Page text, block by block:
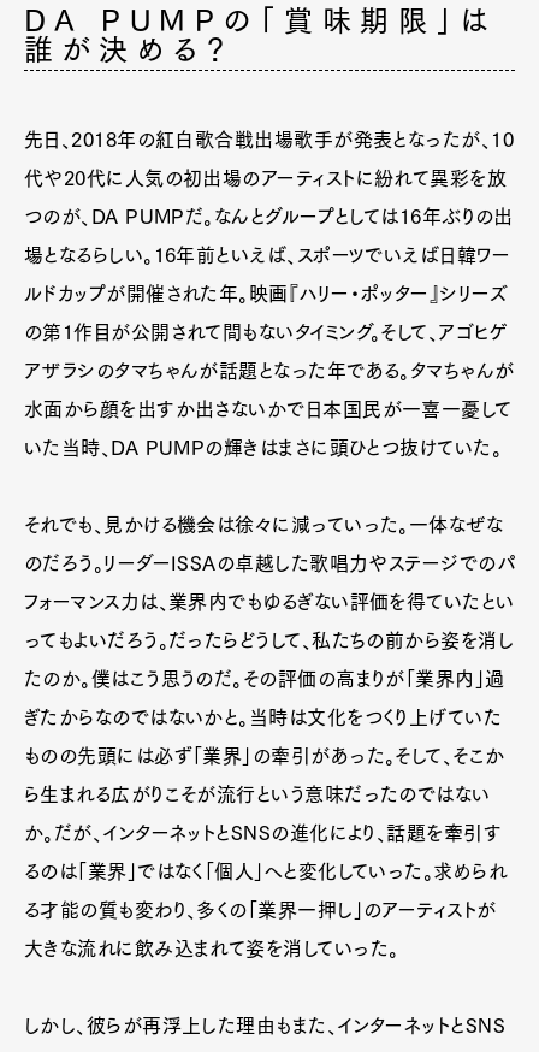
DA PUMPの「賞味期限」は
誰が決める？
先日、2018年の紅白歌合戦出場歌手が発表となったが、10
代や20代に人気の初出場のアーティストに紛れて異彩を放
つのが、DA PUMPだ。なんとグループとしては16年ぶりの出
場となるらしい。16年前といえば、スポーツでいえば日韓ワー
ルドカップが開催された年。映画『ハリー・ポッター』シリーズ
の第1作目が公開されて間もないタイミング。そして、アゴヒゲ
アザラシのタマちゃんが話題となった年である。タマちゃんが
水面から顔を出すか出さないかで日本国民が一喜一憂して
いた当時、DA PUMPの輝きはまさに頭ひとつ抜けていた。
それでも、見かける機会は徐々に減っていった。一体なぜな
のだろう。リーダーISSAの卓越した歌唱力やステージでのパ
フォーマンス力は、業界内でもゆるぎない評価を得ていたとい
ってもよいだろう。だったらどうして、私たちの前から姿を消し
たのか。僕はこう思うのだ。その評価の高まりが「業界内」過
ぎたからなのではないかと。当時は文化をつくり上げていた
ものの先頭には必ず「業界」の牽引があった。そして、そこか
ら生まれる広がりこそが流行という意味だったのではない
か。だが、インターネットとSNSの進化により、話題を牽引す
るのは「業界」ではなく「個人」へと変化していった。求められ
る才能の質も変わり、多くの「業界一押し」のアーティストが
大きな流れに飲み込まれて姿を消していった。
しかし、彼らが再浮上した理由もまた、インターネットとSNS